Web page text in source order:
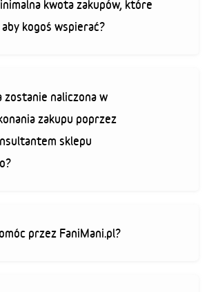
kwota zakupów, które
kogoś wspierać?
zostanie naliczona w
zakupu poprzez
sklepu
przez FaniMani.pl?